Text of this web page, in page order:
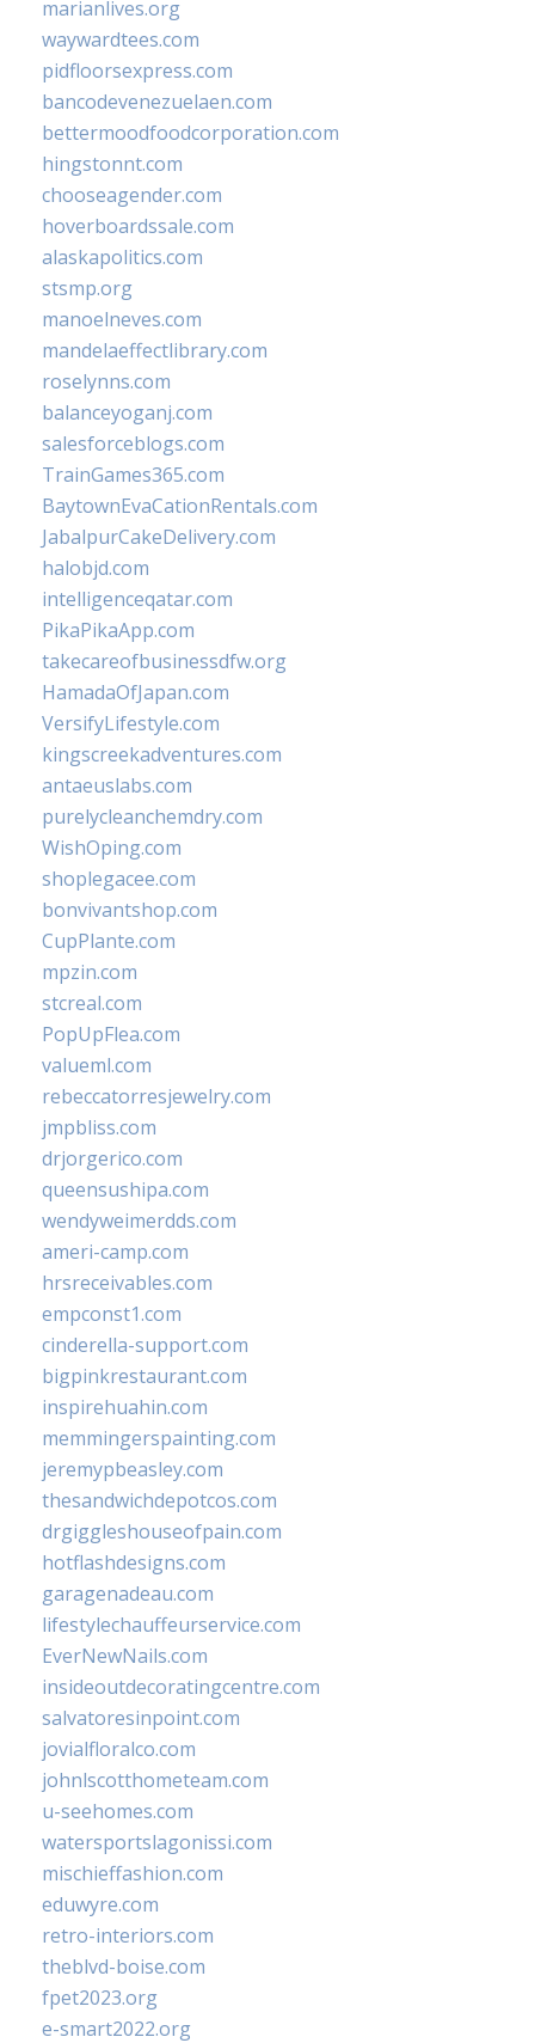
marianlives.org
waywardtees.com
pidfloorsexpress.com
bancodevenezuelaen.com
bettermoodfoodcorporation.com
hingstonnt.com
chooseagender.com
hoverboardssale.com
alaskapolitics.com
stsmp.org
manoelneves.com
mandelaeffectlibrary.com
roselynns.com
balanceyoganj.com
salesforceblogs.com
TrainGames365.com
BaytownEvaCationRentals.com
JabalpurCakeDelivery.com
halobjd.com
intelligenceqatar.com
PikaPikaApp.com
takecareofbusinessdfw.org
HamadaOfJapan.com
VersifyLifestyle.com
kingscreekadventures.com
antaeuslabs.com
purelycleanchemdry.com
WishOping.com
shoplegacee.com
bonvivantshop.com
CupPlante.com
mpzin.com
stcreal.com
PopUpFlea.com
valueml.com
rebeccatorresjewelry.com
jmpbliss.com
drjorgerico.com
queensushipa.com
wendyweimerdds.com
ameri-camp.com
hrsreceivables.com
empconst1.com
cinderella-support.com
bigpinkrestaurant.com
inspirehuahin.com
memmingerspainting.com
jeremypbeasley.com
thesandwichdepotcos.com
drgiggleshouseofpain.com
hotflashdesigns.com
garagenadeau.com
lifestylechauffeurservice.com
EverNewNails.com
insideoutdecoratingcentre.com
salvatoresinpoint.com
jovialfloralco.com
johnlscotthometeam.com
u-seehomes.com
watersportslagonissi.com
mischieffashion.com
eduwyre.com
retro-interiors.com
theblvd-boise.com
fpet2023.org
e-smart2022.org